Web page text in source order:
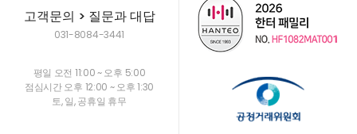
고객문의 > 질문과 대답
031-8084-3441
평일 오전 11:00 ~ 오후 5:00
점심시간 오후 12:00 ~ 오후 1:30
토, 일, 공휴일 휴무